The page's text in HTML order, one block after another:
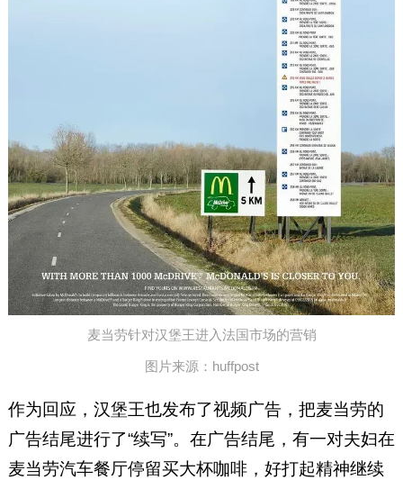
麦当劳针对汉堡王进入法国市场的营销
图片来源：huffpost
作为回应，汉堡王也发布了视频广告，把麦当劳的
广告结尾进行了“续写”。在广告结尾，有一对夫妇在
麦当劳汽车餐厅停留买大杯咖啡，好打起精神继续